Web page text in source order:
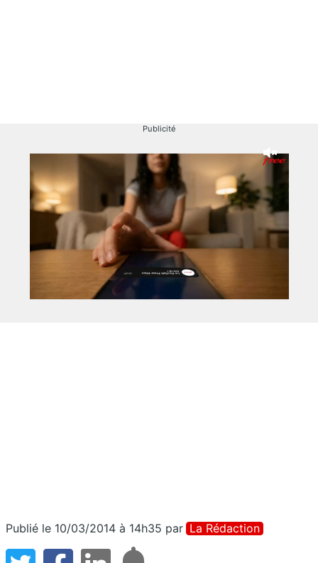
Publicité
Publié le 10/03/2014 à 14h35 par La Rédaction